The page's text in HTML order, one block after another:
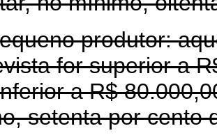
produtor:
for superior a
a R$
setenta por cento